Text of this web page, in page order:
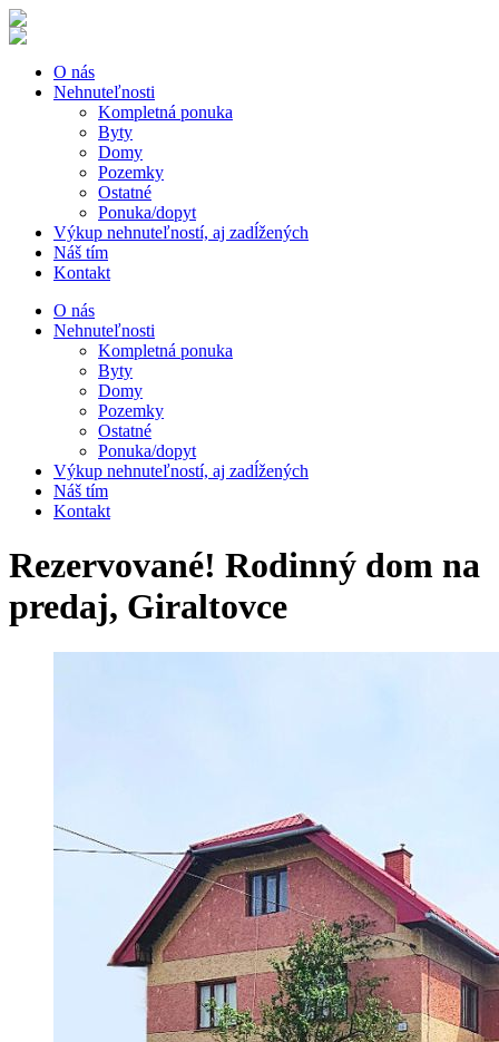
O nás
Nehnuteľnosti
Kompletná ponuka
Byty
Domy
Pozemky
Ostatné
Ponuka/dopyt
Výkup nehnuteľností, aj zadĺžených
Náš tím
Kontakt
O nás
Nehnuteľnosti
Kompletná ponuka
Byty
Domy
Pozemky
Ostatné
Ponuka/dopyt
Výkup nehnuteľností, aj zadĺžených
Náš tím
Kontakt
Rezervované! Rodinný dom na
predaj, Giraltovce